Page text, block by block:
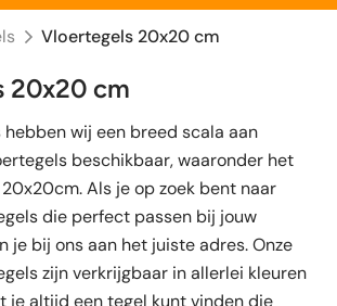
Vloertegels 20x20 cm
20x20 cm
hebben wij een breed scala aan
beschikbaar, waaronder het
Als je op zoek bent naar
die perfect passen bij jouw
je bij ons aan het juiste adres. Onze
zijn verkrijgbaar in allerlei kleuren
je altijd een tegel kunt vinden die